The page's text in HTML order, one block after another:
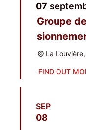
07
Groupe
La Lou­vière,
FIND OUT
SEP
08